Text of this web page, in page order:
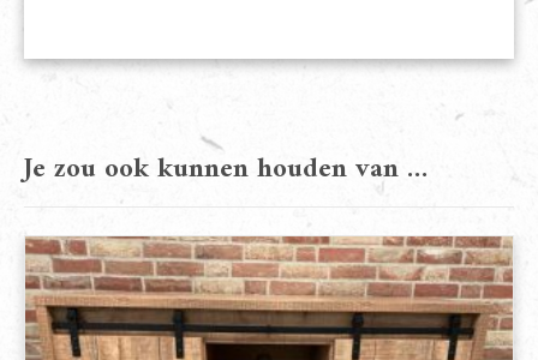
Je zou ook kunnen houden van …